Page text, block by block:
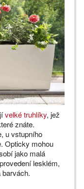
velké truhlíky, jež
znáte.
u vstupního
Opticky mohou
jako malá
lesklém,
barvách.